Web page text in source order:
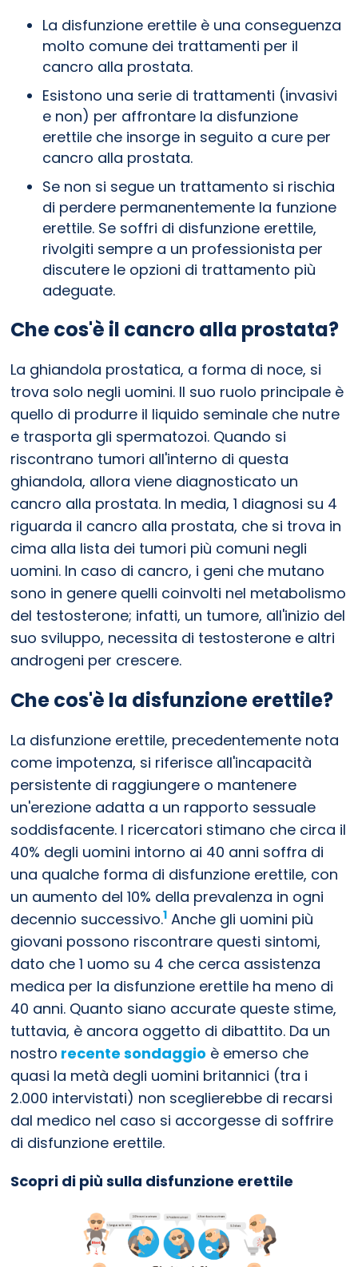
La disfunzione erettile è una conseguenza
molto comune dei trattamenti per il
cancro alla prostata.
Esistono una serie di trattamenti (invasivi
e non) per affrontare la disfunzione
erettile che insorge in seguito a cure per
cancro alla prostata.
Se non si segue un trattamento si rischia
di perdere permanentemente la funzione
erettile. Se soffri di disfunzione erettile,
rivolgiti sempre a un professionista per
discutere le opzioni di trattamento più
adeguate.
Che cos'è il cancro alla prostata?
La ghiandola prostatica, a forma di noce, si
trova solo negli uomini. Il suo ruolo principale è
quello di produrre il liquido seminale che nutre
e trasporta gli spermatozoi. Quando si
riscontrano tumori all'interno di questa
ghiandola, allora viene diagnosticato un
cancro alla prostata. In media, 1 diagnosi su 4
riguarda il cancro alla prostata, che si trova in
cima alla lista dei tumori più comuni negli
uomini. In caso di cancro, i geni che mutano
sono in genere quelli coinvolti nel metabolismo
del testosterone; infatti, un tumore, all'inizio del
suo sviluppo, necessita di testosterone e altri
androgeni per crescere.
Che cos'è la disfunzione erettile?
La disfunzione erettile, precedentemente nota
come impotenza, si riferisce all'incapacità
persistente di raggiungere o mantenere
un'erezione adatta a un rapporto sessuale
soddisfacente. I ricercatori stimano che circa il
40% degli uomini intorno ai 40 anni soffra di
una qualche forma di disfunzione erettile, con
un aumento del 10% della prevalenza in ogni
decennio successivo.1 Anche gli uomini più
giovani possono riscontrare questi sintomi,
dato che 1 uomo su 4 che cerca assistenza
medica per la disfunzione erettile ha meno di
40 anni. Quanto siano accurate queste stime,
tuttavia, è ancora oggetto di dibattito. Da un
nostro recente sondaggio è emerso che
quasi la metà degli uomini britannici (tra i
2.000 intervistati) non sceglierebbe di recarsi
dal medico nel caso si accorgesse di soffrire
di disfunzione erettile.
Scopri di più sulla disfunzione erettile